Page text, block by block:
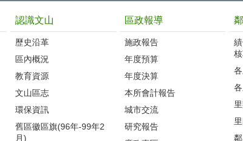
認識文山
歷史沿革
區內概況
教育資源
文山區志
環保資訊
舊區徽區旗(96年-99年2
月)
區政報導
施政報告
年度預算
年度決算
本所會計報告
城市交流
研究報告